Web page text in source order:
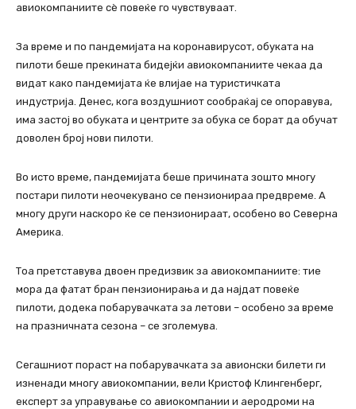
авиокомпаниите сè повеќе го чувствуваат.
За време и по пандемијата на коронавирусот, обуката на
пилоти беше прекината бидејќи авиокомпаниите чекаа да
видат како пандемијата ќе влијае на туристичката
индустрија. Денес, кога воздушниот сообраќај се опоравува,
има застој во обуката и центрите за обука се борат да обучат
доволен број нови пилоти.
Во исто време, пандемијата беше причината зошто многу
постари пилоти неочекувано се пензионираа предвреме. А
многу други наскоро ќе се пензионираат, особено во Северна
Америка.
Тоа претставува двоен предизвик за авиокомпаниите: тие
мора да фатат бран пензионирања и да најдат повеќе
пилоти, додека побарувачката за летови – особено за време
на празничната сезона – се зголемува.
Сегашниот пораст на побарувачката за авионски билети ги
изненади многу авиокомпании, вели Кристоф Клингенберг,
експерт за управување со авиокомпании и аеродроми на